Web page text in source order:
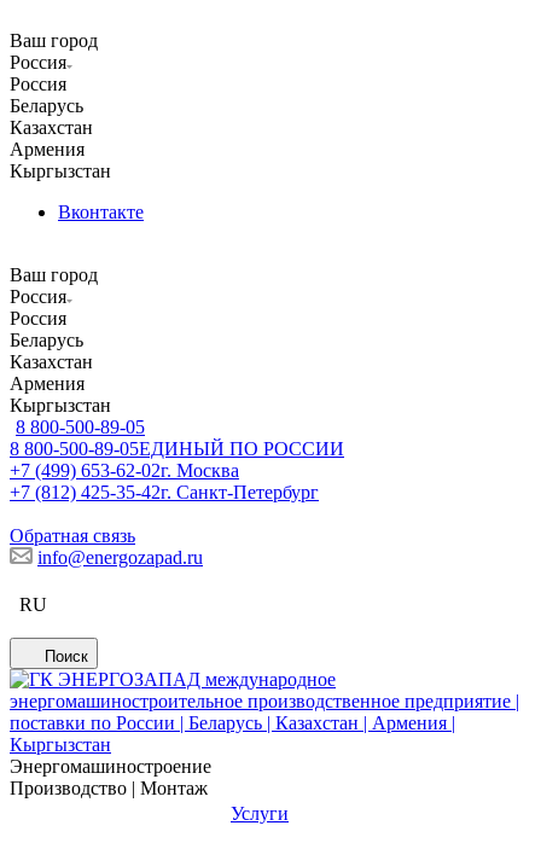
Ваш город
Россия
Россия
Беларусь
Казахстан
Армения
Кыргызстан
Вконтакте
Ваш город
Россия
Россия
Беларусь
Казахстан
Армения
Кыргызстан
8 800-500-89-05
8 800-500-89-05ЕДИНЫЙ ПО РОССИИ
+7 (499) 653-62-02г. Москва
+7 (812) 425-35-42г. Санкт-Петербург
Обратная связь
info@energozapad.ru
RU
Поиск
Энергомашиностроение
Производство | Монтаж
Услуги